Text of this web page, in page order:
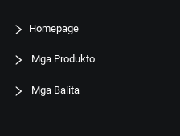
Homepage
Mga Produkto
Mga Balita